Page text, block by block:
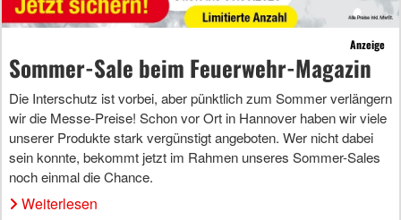
Anzeige
Sommer-Sale beim Feuerwehr-Magazin
Die Interschutz ist vorbei, aber pünktlich zum Sommer verlängern
wir die Messe-Preise! Schon vor Ort in Hannover haben wir viele
unserer Produkte stark vergünstigt angeboten. Wer nicht dabei
sein konnte, bekommt jetzt im Rahmen unseres Sommer-Sales
noch einmal die Chance.
Weiterlesen